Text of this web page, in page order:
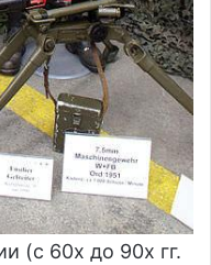
(с 60х до 90х гг.